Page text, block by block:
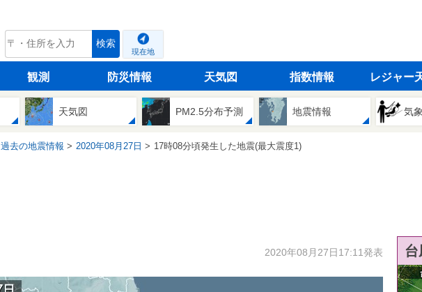
tenki.jp 検索
現在地
観測 防災情報 天気図 指数情報 レジャー
天気図 PM2.5分布予測 地震情報 気
過去の地震情報 2020年08月27日 17時08分頃発生した地震(最大震度1)
2020年08月27日17:11発表